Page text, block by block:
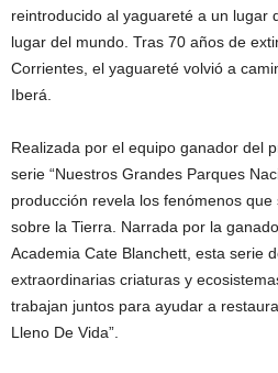
reintroducido al yaguareté a un lugar
lugar del mundo. Tras 70 años de
Corrientes, el yaguareté volvió a
Iberá.
Realizada por el equipo ganador del
serie “Nuestros Grandes Parques
producción revela los fenómenos
sobre la Tierra. Narrada por la
Academia Cate Blanchett, esta serie
extraordinarias criaturas y
trabajan juntos para ayudar a
Lleno De Vida”.